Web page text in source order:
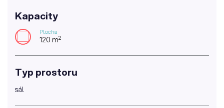
Kapacity
Plocha
120 m2
Typ prostoru
sál